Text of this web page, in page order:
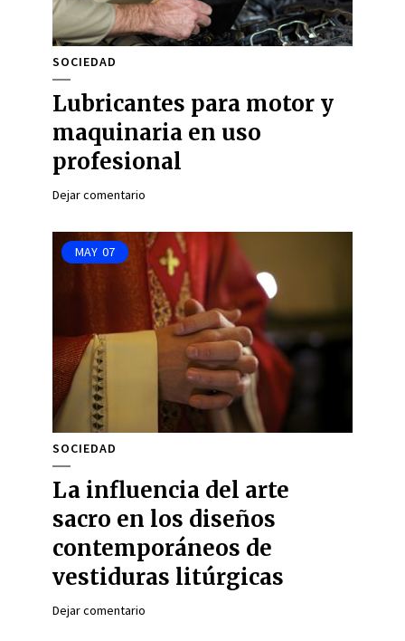
SOCIEDAD
Lubricantes para motor y
maquinaria en uso
profesional
Dejar comentario
MAY 07
SOCIEDAD
La influencia del arte
sacro en los diseños
contemporáneos de
vestiduras litúrgicas
Dejar comentario